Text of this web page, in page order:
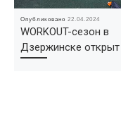
Опубликовано22.04.2024
WORKOUT-сезон в
Дзержинске открыт